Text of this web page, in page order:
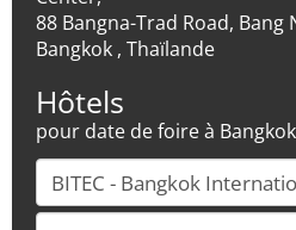
88 Bangna-Trad Road, Bang
Bangkok , Thaïlande
Hôtels
pour date de foire à Bangkok